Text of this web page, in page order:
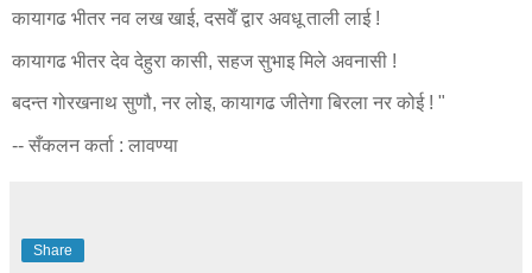
कायागढ भीतर नव लख खाई, दसवेँ द्वार अवधू ताली लाई !
कायागढ भीतर देव देहुरा कासी, सहज सुभाइ मिले अवनासी !
बदन्त गोरखनाथ सुणौ, नर लोइ, कायागढ जीतेगा बिरला नर कोई ! "
-- सँकलन कर्ता : लावण्या
Share